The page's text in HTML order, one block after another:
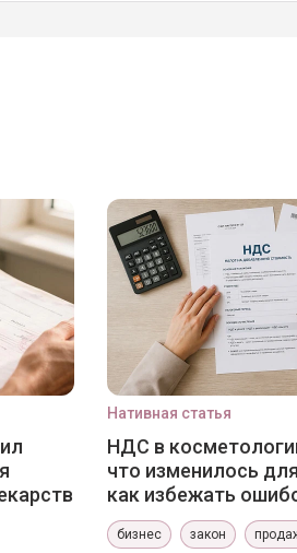
Нативная статья
НДС в
что изменилось
как избежать
бизнес закон